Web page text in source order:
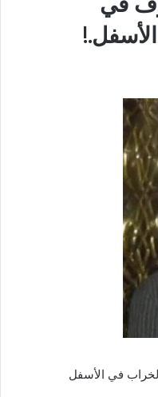
في الأسفل